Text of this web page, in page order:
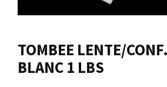
Me connecter
Panier
TOMBEE LENTE/
BLANC 1 LBS